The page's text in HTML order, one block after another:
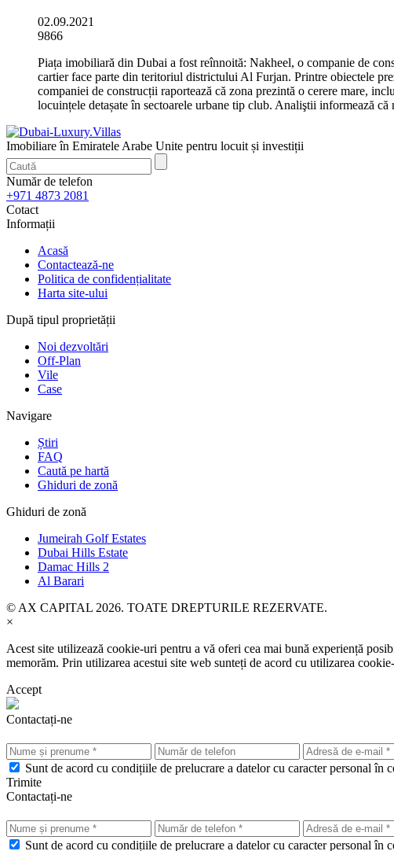
02.09.2021
9866
Piața imobiliară din Dubai a fost reînnoită: Nakheel, o companie de
cartier face parte din teritoriul districtului Al Furjan. Printre obiectele
companiei de construcții raportează că zona prezintă o cerere mare,
locuințele detașate în sectoarele urbane tip club. Analiştii informează că
Imobiliare în Emiratele Arabe Unite pentru locuit și investiții
Număr de telefon
+971 4873 2081
Cotact
Informații
Acasă
Contactează-ne
Politica de confidențialitate
Harta site-ului
După tipul proprietății
Noi dezvoltări
Off-Plan
Vile
Case
Navigare
Știri
FAQ
Caută pe hartă
Ghiduri de zonă
Ghiduri de zonă
Jumeirah Golf Estates
Dubai Hills Estate
Damac Hills 2
Al Barari
© AX CAPITAL 2026. TOATE DREPTURILE REZERVATE.
×
Acest site utilizează cookie-uri pentru a vă oferi cea mai bună experiență
memorăm. Prin utilizarea acestui site web sunteți de acord cu utilizarea
Accept
Contactați-ne
Sunt de acord cu condițiile de prelucrare a datelor cu caracter personal în
Trimite
Contactați-ne
Sunt de acord cu condițiile de prelucrare a datelor cu caracter personal în